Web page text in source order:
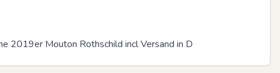
2019er Mouton Rothschild incl Versand in D